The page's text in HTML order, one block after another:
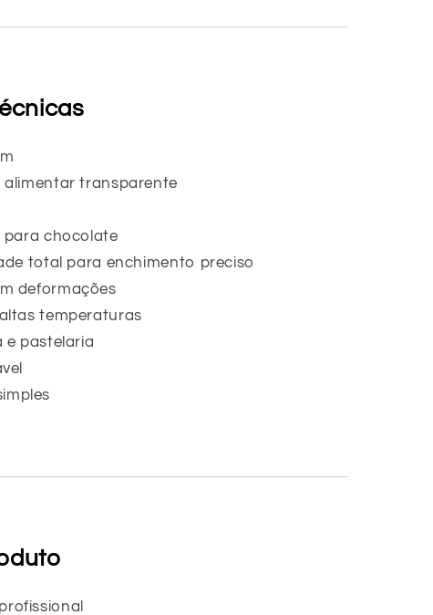
transparente
chocolate
total para enchimento preciso
deformações
temperaturas
pastelaria